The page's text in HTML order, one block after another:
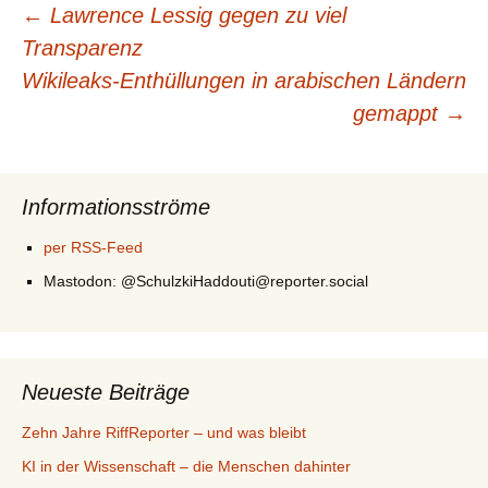
Beitragsnavigation
← Lawrence Lessig gegen zu viel
Transparenz
Wikileaks-Enthüllungen in arabischen Ländern
gemappt →
Informationsströme
per RSS-Feed
Mastodon: @SchulzkiHaddouti@reporter.social
Neueste Beiträge
Zehn Jahre RiffReporter – und was bleibt
KI in der Wissenschaft – die Menschen dahinter